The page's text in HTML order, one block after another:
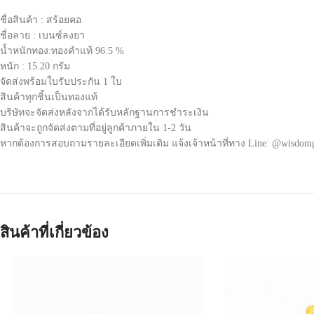
ชื่อสินค้า : สร้อยคอ
ชื่อลาย : เบนซ์ลงยา
น้ำหนักทอง:ทองคำแท้ 96.5 %
หนัก : 15.20 กรัม
จัดส่งพร้อมใบรับประกัน 1 ใบ
สินค้าทุกชิ้นเป็นทองแท้
บริษัทจะจัดส่งหลังจากได้รับหลักฐานการชำระเงิน
สินค้าจะถูกจัดส่งตามที่อยู่ลูกค้าภายใน 1-2 วัน
หากต้องการสอบถามรายละเอียดเพิ่มเติม แจ้งเจ้าหน้าที่ทาง Line:
สินค้าที่เกี่ยวข้อง